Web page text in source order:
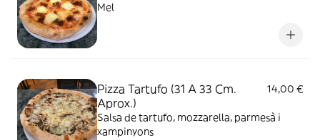
Mel
Pizza Tartufo (31 A 33 Cm.
Aprox.)
14,00 €
Salsa de tartufo, mozzarella, parmesà i
xampinyons